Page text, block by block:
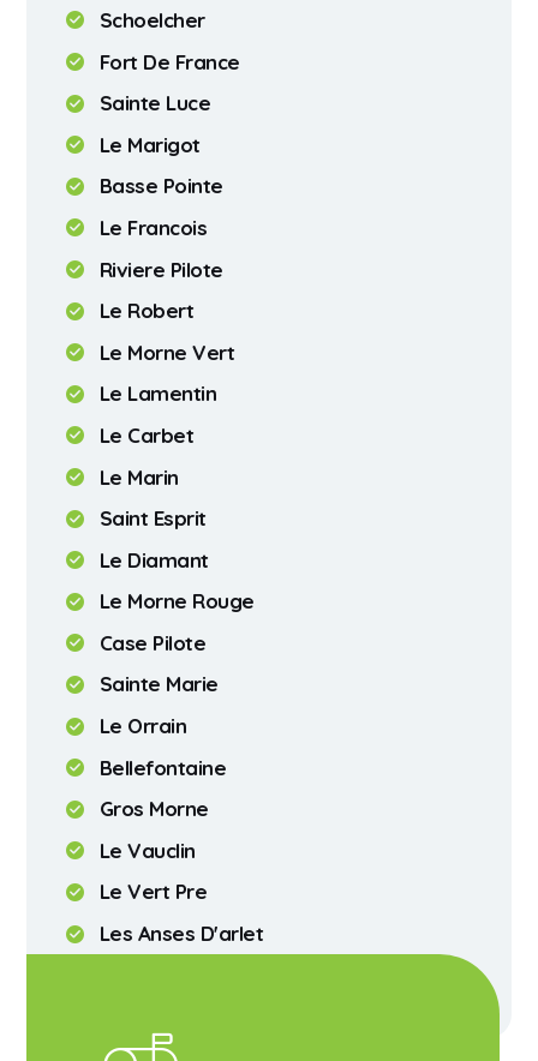
Schoelcher
Fort De France
Sainte Luce
Le Marigot
Basse Pointe
Le Francois
Riviere Pilote
Le Robert
Le Morne Vert
Le Lamentin
Le Carbet
Le Marin
Saint Esprit
Le Diamant
Le Morne Rouge
Case Pilote
Sainte Marie
Le Orrain
Bellefontaine
Gros Morne
Le Vauclin
Le Vert Pre
Les Anses D'arlet